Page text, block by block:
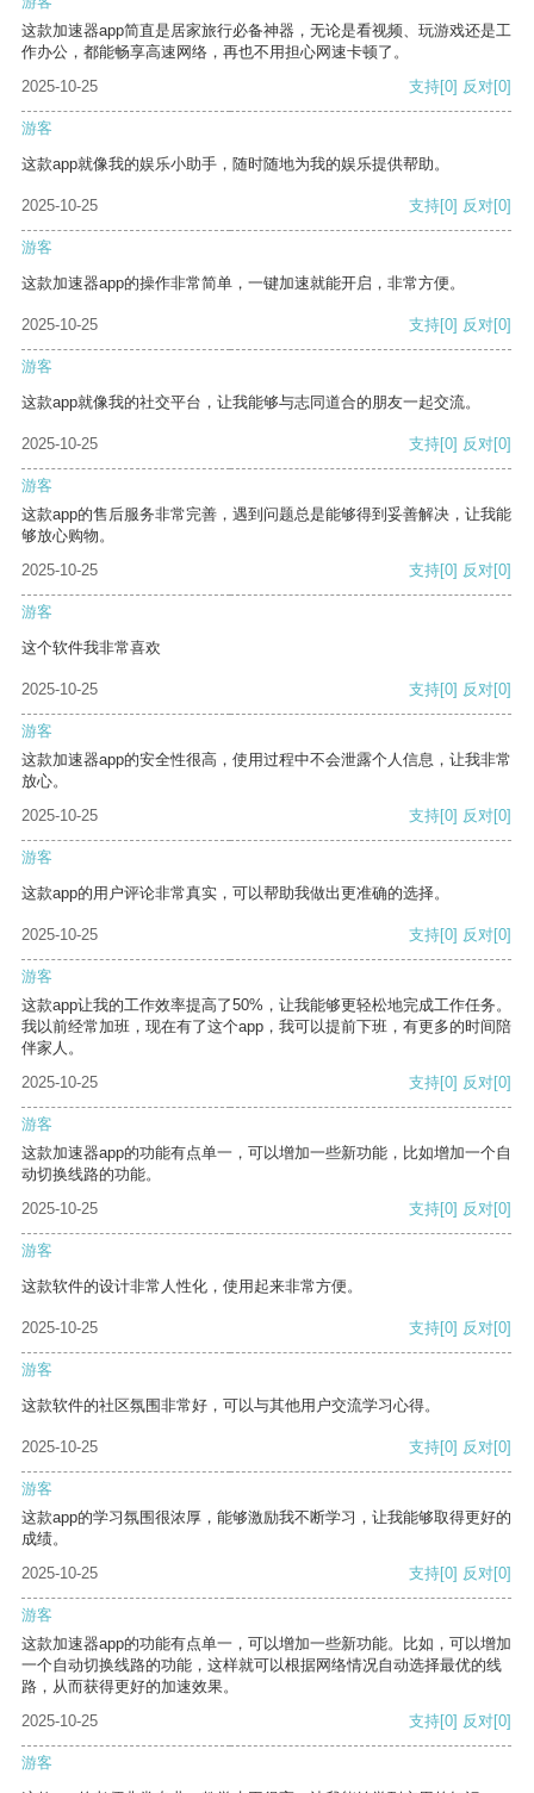
这款加速器app简直是居家旅行必备神器，无论是看视频、玩游戏还是工
作办公，都能畅享高速网络，再也不用担心网速卡顿了。
2025-10-25
支持[0] 反对[0]
游客
这款app就像我的娱乐小助手，随时随地为我的娱乐提供帮助。
2025-10-25 支持[0] 反对[0]
游客
这款加速器app的操作非常简单，一键加速就能开启，非常方便。
2025-10-25 支持[0] 反对[0]
游客
这款app就像我的社交平台，让我能够与志同道合的朋友一起交流。
2025-10-25 支持[0] 反对[0]
游客
这款app的售后服务非常完善，遇到问题总是能够得到妥善解决，让我能
够放心购物。
2025-10-25
支持[0] 反对[0]
游客
这个软件我非常喜欢
2025-10-25 支持[0] 反对[0]
游客
这款加速器app的安全性很高，使用过程中不会泄露个人信息，让我非常
放心。
2025-10-25
支持[0] 反对[0]
游客
这款app的用户评论非常真实，可以帮助我做出更准确的选择。
2025-10-25 支持[0] 反对[0]
游客
这款app让我的工作效率提高了50%，让我能够更轻松地完成工作任务。
我以前经常加班，现在有了这个app，我可以提前下班，有更多的时间陪
伴家人。
2025-10-25
支持[0] 反对[0]
游客
这款加速器app的功能有点单一，可以增加一些新功能，比如增加一个自
动切换线路的功能。
2025-10-25
支持[0] 反对[0]
游客
这款软件的设计非常人性化，使用起来非常方便。
2025-10-25 支持[0] 反对[0]
游客
这款软件的社区氛围非常好，可以与其他用户交流学习心得。
2025-10-25 支持[0] 反对[0]
游客
这款app的学习氛围很浓厚，能够激励我不断学习，让我能够取得更好的
成绩。
2025-10-25
支持[0] 反对[0]
游客
这款加速器app的功能有点单一，可以增加一些新功能。比如，可以增加
一个自动切换线路的功能，这样就可以根据网络情况自动选择最优的线
路，从而获得更好的加速效果。
2025-10-25
支持[0] 反对[0]
游客